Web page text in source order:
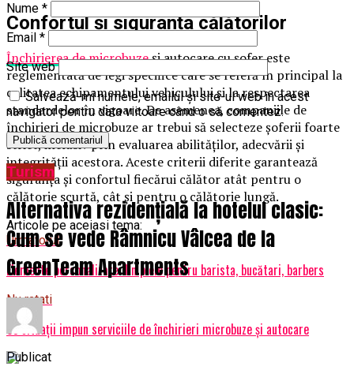
Confortul și siguranța călătorilor
Închirierea de microbuzeși autocare cu șofer este
reglementată de legi specifice care se referă în principal la
calitatea echipamentului vehiculului și la respectarea
standardelor în vigoare. De asemenea, companiile de
închirieri de microbuze ar trebui să selecteze șoferii foarte
strict, inclusiv prin evaluarea abilităților, adecvării și
integrității acestora. Aceste criterii diferite garantează
siguranța și confortul fiecărui călător atât pentru o
călătorie scurtă, cât și pentru o călătorie lungă.
Articole pe aceiasi tema:
Urmatorul
Elemente personalizate din piele pentru barista, bucătari, barbers
Nu ratati
Ce situații impun serviciile de închirieri microbuze și autocare
Nume *
Email *
Site web
Salvează-mi numele, emailul și site-ul web în acest
navigator pentru data viitoare când o să comentez.
Turism
Alternativa rezidențială la hotelul clasic:
Cum se vede Râmnicu Vâlcea de la
GreenTeam Apartments
Publicat